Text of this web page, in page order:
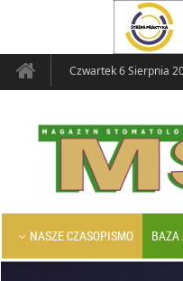
Czwartek 6 Sierpnia
NASZE CZASOPISMO BAZA